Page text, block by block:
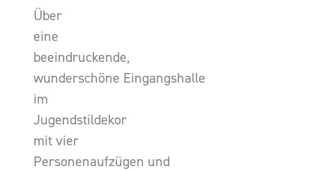
Über
eine
beeindruckende,
wunderschöne Eingangshalle
im
Jugendstildekor
mit vier
Personenaufzügen und